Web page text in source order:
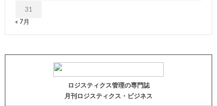
31
« 7月
ロジスティクス管理の専門誌
月刊ロジスティクス・ビジネス